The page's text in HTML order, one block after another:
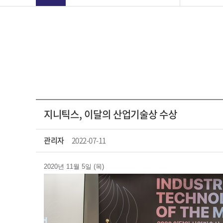
지니틱스, 이달의 산업기술상 수상
관리자 2022-07-11
2020년 11월 5일 (목)